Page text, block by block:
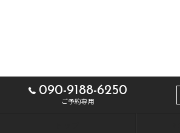
090-9188-6250
ご予約専用